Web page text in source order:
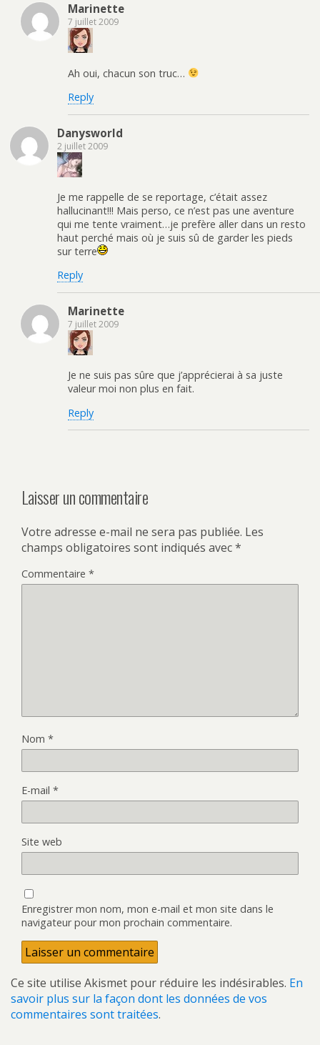
Marinette
7 juillet 2009
Ah oui, chacun son truc…
Reply
Danysworld
2 juillet 2009
Je me rappelle de se reportage, c’était assez
hallucinant!!! Mais perso, ce n’est pas une aventure
qui me tente vraiment…je prefère aller dans un resto
haut perché mais où je suis sû de garder les pieds
sur terre
Reply
Marinette
7 juillet 2009
Je ne suis pas sûre que j’apprécierai à sa juste
valeur moi non plus en fait.
Reply
Laisser un commentaire
Votre adresse e-mail ne sera pas publiée. Les
champs obligatoires sont indiqués avec*
Commentaire *
Nom *
E-mail *
Site web
Enregistrer mon nom, mon e-mail et mon site dans le
navigateur pour mon prochain commentaire.
Ce site utilise Akismet pour réduire les indésirables. En
savoir plus sur la façon dont les données de vos
commentaires sont traitées.